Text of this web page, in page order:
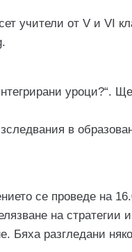
учители от V и VI
уроци?“.
в
се проведе на
на стратегии
Бяха разгледани